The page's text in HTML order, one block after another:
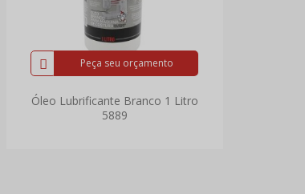
Peça seu orçamento
Óleo Lubrificante Branco 1 Litro
5889